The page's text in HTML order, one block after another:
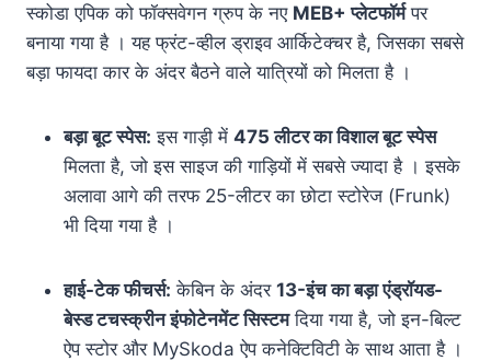
स्कोडा एपिक को फॉक्सवेगन ग्रुप के नए MEB+ प्लेटफॉर्मपर
बनाया गया है । यह फ्रंट-व्हील ड्राइव आर्किटेक्चर है, जिसका सबसे
बड़ा फायदा कार के अंदर बैठने वाले यात्रियों को मिलता है ।
बड़ा बूट स्पेस: इस गाड़ी में 475 लीटर का विशाल बूट स्पेस
मिलता है, जो इस साइज की गाड़ियों में सबसे ज्यादा है । इसके
अलावा आगे की तरफ 25-लीटर का छोटा स्टोरेज (Frunk)
भी दिया गया है ।
हाई-टेक फीचर्स: केबिन के अंदर 13-इंच का बड़ा एंड्रॉयड-
बेस्ड टचस्क्रीन इंफोटेनमेंट सिस्टमदिया गया है, जो इन-बिल्ट
ऐप स्टोर और MySkoda ऐप कनेक्टिविटी के साथ आता है ।